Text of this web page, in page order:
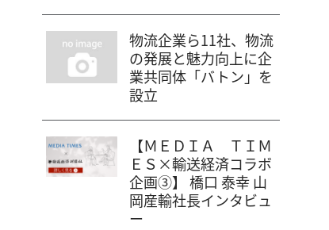
物流企業ら11社、物流
の発展と魅力向上に企
業共同体「バトン」を
設立
【ＭＥＤＩＡ ＴＩＭ
ＥＳ×輸送経済コラボ
企画③】 橋口 泰幸 山
岡産輸社長インタビュ
ー